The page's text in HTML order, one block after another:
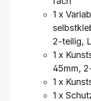
1 x
2-teilig,
1 x
45mm,
1 x
1 x